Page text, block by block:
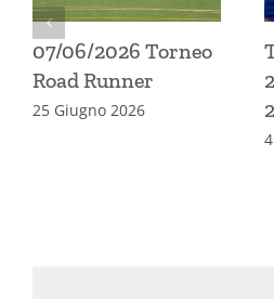
07/06/2026 Torneo
Road Runner
25 Giugno 2026